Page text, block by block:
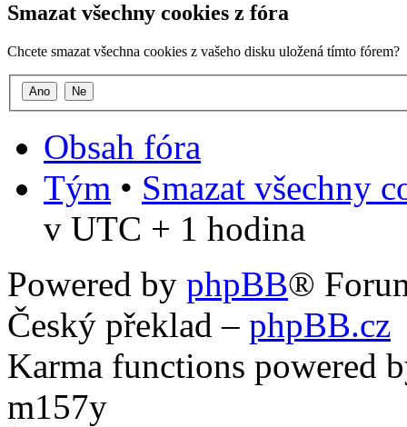
Smazat všechny cookies z fóra
Chcete smazat všechna cookies z vašeho disku uložená tímto fórem?
Obsah fóra
Tým • Smazat všechny
v UTC + 1 hodina
Powered by phpBB®
Český překlad – phpBB.cz
Karma functions powered
m157y